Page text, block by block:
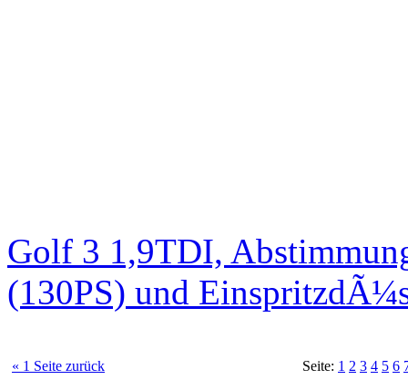
Golf 3 1,9TDI,
(130PS) und
« 1 Seite zurück Seite: 1 2 3 4 5 6